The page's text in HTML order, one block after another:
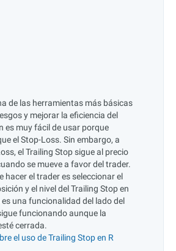
de las herramientas más básicas
y mejorar la eficiencia del
es muy fácil de usar porque
el Stop-Loss. Sin embargo, a
el Trailing Stop sigue al precio
se mueve a favor del trader.
hacer el trader es seleccionar el
y el nivel del Trailing Stop en
es una funcionalidad del lado del
funcionando aunque la
cerrada.
el uso de Trailing Stop en R